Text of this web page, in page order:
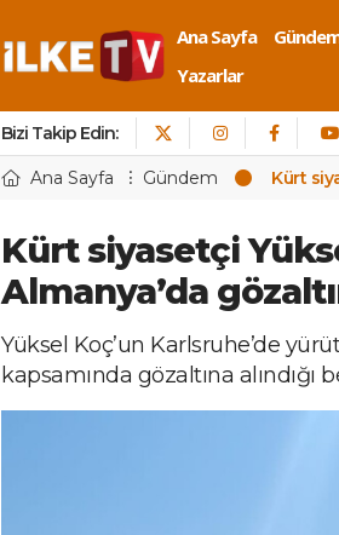
Ana Sayfa
Yazarlar
Bizi Takip Edin:
Ana Sayfa Gündem Kürt
Kürt siyasetçi
Almanya’da
Yüksel Koç’un Karlsruhe’de
kapsamında gözaltına alındığı